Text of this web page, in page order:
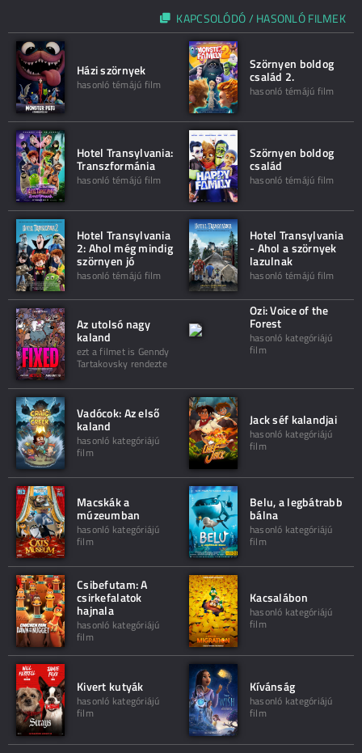
KAPCSOLÓDÓ / HASONLÓ FILMEK
Házi szörnyek
hasonló témájú film
Szörnyen boldog
család 2.
hasonló témájú film
Hotel Transylvania:
Transzformánia
hasonló témájú film
Szörnyen boldog
család
hasonló témájú film
Hotel Transylvania
2: Ahol még mindig
szörnyen jó
hasonló témájú film
Hotel Transylvania
- Ahol a szörnyek
lazulnak
hasonló témájú film
Az utolsó nagy
kaland
ezt a filmet is Genndy
Tartakovsky rendezte
Ozi: Voice of the
Forest
hasonló kategóriájú
film
Vadócok: Az első
kaland
hasonló kategóriájú
film
Jack séf kalandjai
hasonló kategóriájú
film
Macskák a
múzeumban
hasonló kategóriájú
film
Belu, a legbátrabb
bálna
hasonló kategóriájú
film
Csibefutam: A
csirkefalatok
hajnala
hasonló kategóriájú
film
Kacsalábon
hasonló kategóriájú
film
Kivert kutyák
hasonló kategóriájú
film
Kívánság
hasonló kategóriájú
film